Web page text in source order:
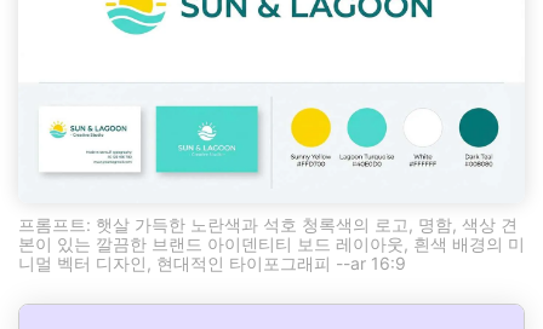
프롬프트: 햇살 가득한 노란색과 석호 청록색의 로고, 명함, 색상 견
본이 있는 깔끔한 브랜드 아이덴티티 보드 레이아웃, 흰색 배경의 미
니멀 벡터 디자인, 현대적인 타이포그래피 --ar 16:9